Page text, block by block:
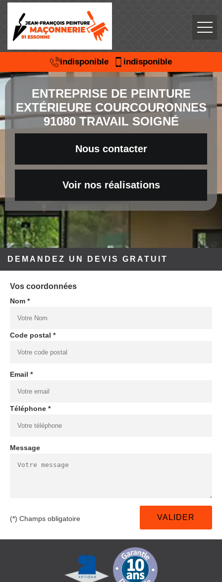
indisponible indisponible
ENTREPRISE DE PEINTURE
EXTÉRIEURE COURCOURONNES
91080 TRAVAIL SOIGNÉ
Nous contacter
Voir nos réalisations
DEMANDEZ UN DEVIS GRATUIT
Vos coordonnées
Nom *
Code postal *
Email *
Téléphone *
Message
(*) Champs obligatoire